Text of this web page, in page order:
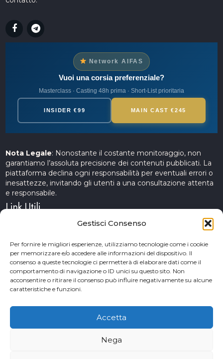
Gestisci Consenso
Per fornire le migliori esperienze, utilizziamo tecnologie come i cookie
per memorizzare e/o accedere alle informazioni del dispositivo. Il
consenso a queste tecnologie ci permetterà di elaborare dati come il
comportamento di navigazione o ID unici su questo sito. Non
acconsentire o ritirare il consenso può influire negativamente su alcune
caratteristiche e funzioni.
Accetta
Nega
Network AIFAS
Vuoi una corsia preferenziale?
Masterclass · Casting 48h prima · Short-List prioritaria
INSIDER €99 MAIN CAST €245
Nota Legale: Nonostante il costante monitoraggio, non
garantiamo l’assoluta precisione dei contenuti pubblicati. La
piattaforma declina ogni responsabilità per eventuali errori o
inesattezze, invitando gli utenti a una consultazione attenta
e responsabile.
Link Utili
Servizi Cinematografici
CercAttori
Accademia Arte e Spettacolo